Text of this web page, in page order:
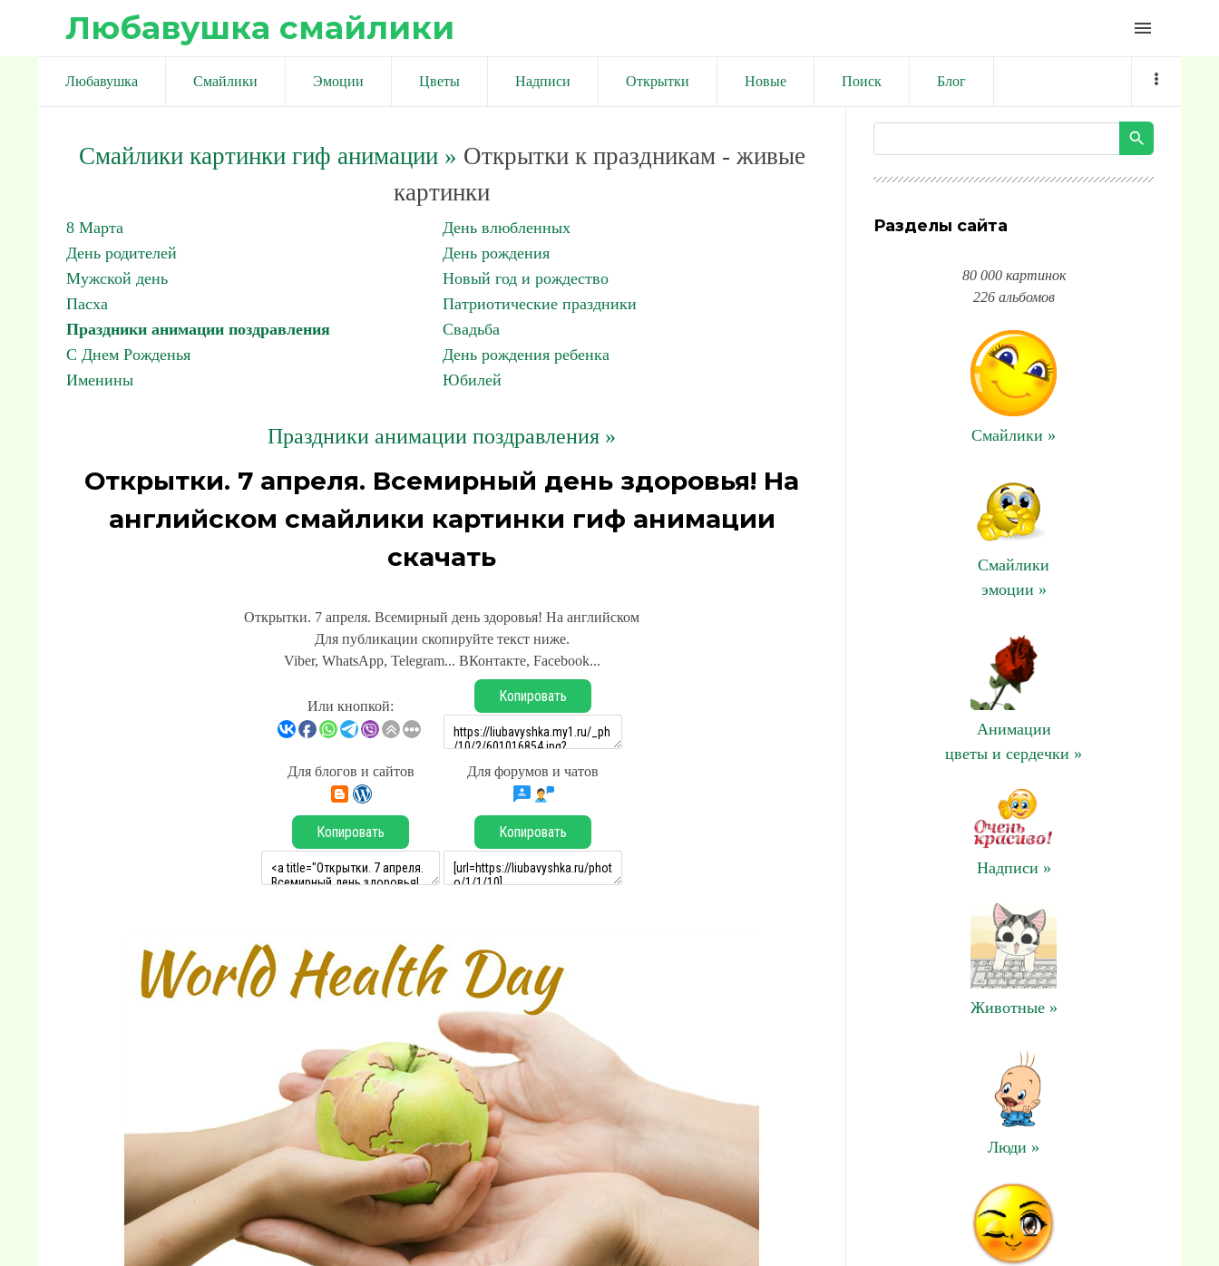
Любавушка смайлики menu
Любавушка Смайлики Эмоции Цветы Надписи Открытки Новые Поиск Блог
Смайлики картинки гиф анимации» Открытки к праздникам - живые
картинки
8 Марта
День влюбленных
День родителей
День рождения
Мужской день
Новый год и рождество
Пасха
Патриотические праздники
Праздники анимации поздравления
Свадьба
С Днем Рожденья
День рождения ребенка
Именины
Юбилей
Праздники анимации поздравления »
Открытки. 7 апреля. Всемирный день здоровья! На
английском смайлики картинки гиф анимации
скачать
Открытки. 7 апреля. Всемирный день здоровья! На английском
Для публикации скопируйте текст ниже.
Viber, WhatsApp, Telegram... ВКонтакте, Facebook...
Или кнопкой:
Копировать
Для блогов и сайтов Для форумов и чатов
Копировать Копировать
Разделы сайта
80 000 картинок
226 альбомов
Смайлики »
Смайлики
эмоции »
Анимации
цветы и сердечки »
Надписи »
Животные »
Люди »